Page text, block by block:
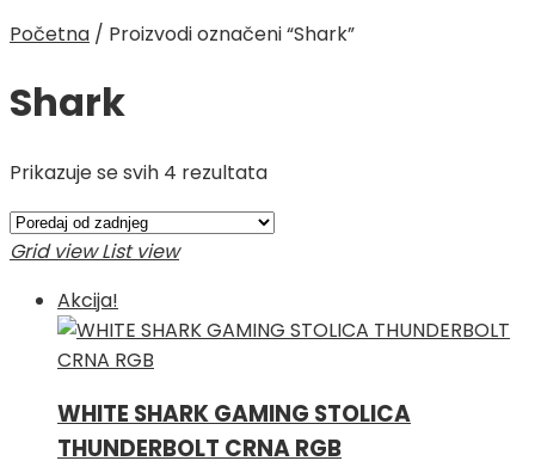
Početna / Proizvodi označeni “Shark”
Shark
Prikazuje se svih 4 rezultataPoredano
najnovijem
Grid view List view
Akcija!
WHITE SHARK GAMING STOLICA
THUNDERBOLT CRNA RGB